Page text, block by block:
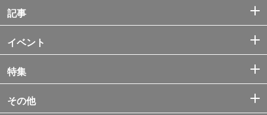
記事
イベント
特集
その他